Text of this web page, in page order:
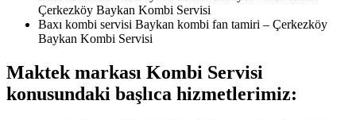
Çerkezköy Baykan Kombi Servisi
Baxı kombi servisi Baykan kombi fan tamiri – Çerkezköy
Baykan Kombi Servisi
Maktek markası Kombi Servisi
konusundaki başlıca hizmetlerimiz: